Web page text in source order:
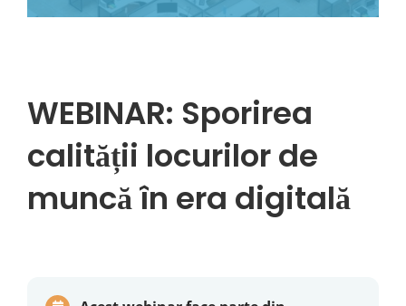
WEBINAR: Sporirea
calității locurilor de
muncă în era digitală